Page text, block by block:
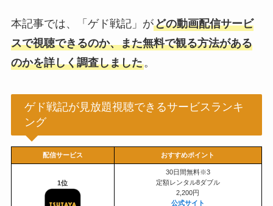
本記事では、「ゲド戦記」がどの動画配信サービ
スで視聴できるのか、また無料で観る方法がある
のかを詳しく調査しました。
ゲド戦記が見放題視聴できるサービスランキ
ング
配信サービス おすすめポイント
1位
30日間無料※3
定額レンタル8ダブル
2,200円
公式サイト